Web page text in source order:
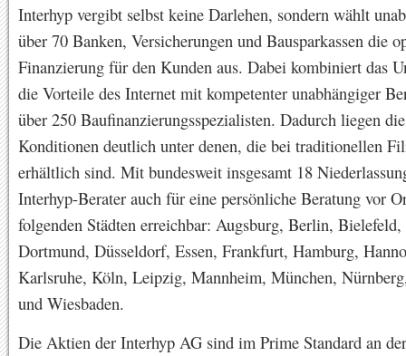
Interhyp vergibt selbst keine Darlehen, sondern wählt
über 70 Banken, Versicherungen und Bausparkassen die
Finanzierung für den Kunden aus. Dabei kombiniert das
die Vorteile des Internet mit kompetenter unabhängiger
über 250 Baufinanzierungsspezialisten. Dadurch liegen
Konditionen deutlich unter denen, die bei traditionellen
erhältlich sind. Mit bundesweit insgesamt 18
Interhyp-Berater auch für eine persönliche Beratung vor
folgenden Städten erreichbar: Augsburg, Berlin,
Dortmund, Düsseldorf, Essen, Frankfurt, Hamburg,
Karlsruhe, Köln, Leipzig, Mannheim, München,
und Wiesbaden.
Die Aktien der Interhyp AG sind im Prime Standard an